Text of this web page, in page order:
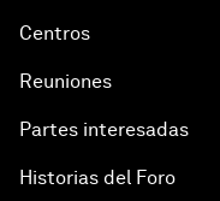
Centros
Reuniones
Partes interesadas
Historias del Foro